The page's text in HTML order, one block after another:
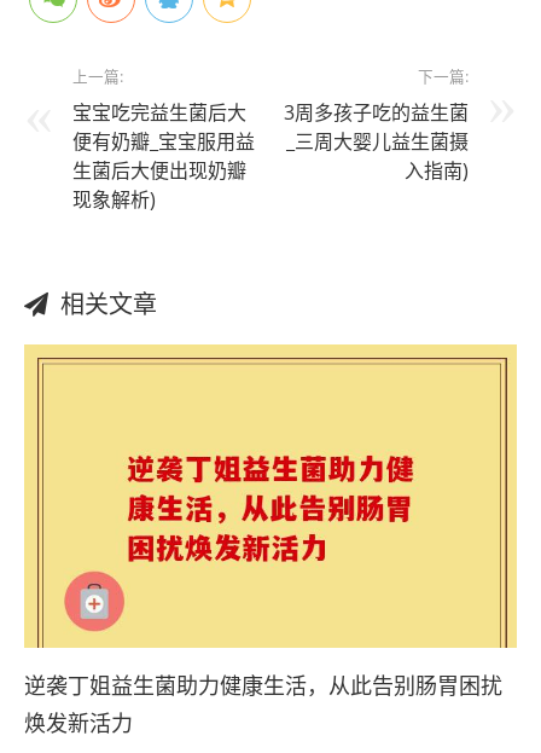
上一篇:
宝宝吃完益生菌后大
便有奶瓣_宝宝服用益
生菌后大便出现奶瓣
现象解析)
下一篇:
3周多孩子吃的益生菌
_三周大婴儿益生菌摄
入指南)
相关文章
逆袭丁姐益生菌助力健康生活，从此告别肠胃困扰
焕发新活力